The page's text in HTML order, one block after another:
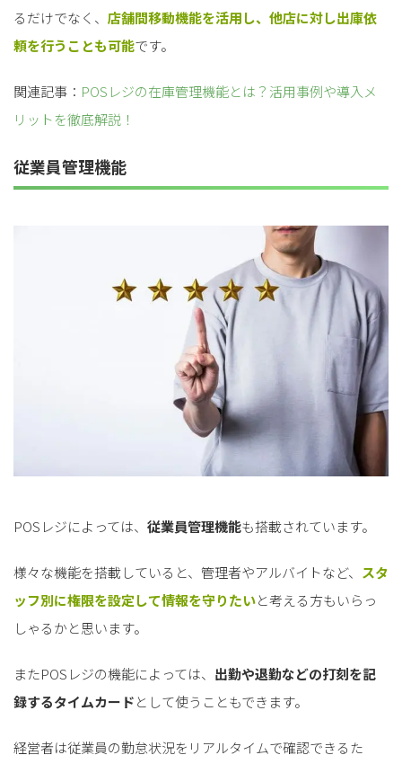
るだけでなく、 店舗間移動機能を活用し、他店に対し出庫依
頼を行うことも可能です。
関連記事： POSレジの在庫管理機能とは？活用事例や導入メ
リットを徹底解説！
従業員管理機能
POSレジによっては、 従業員管理機能も搭載されています。
様々な機能を搭載していると、管理者やアルバイトなど、 スタ
ッフ別に権限を設定して情報を守りたいと考える方もいらっ
しゃるかと思います。
またPOSレジの機能によっては、 出勤や退勤などの打刻を記
録するタイムカードとして使うこともできます。
経営者は従業員の勤怠状況をリアルタイムで確認できるた